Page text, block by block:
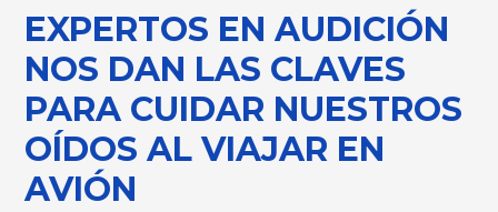
EXPERTOS EN AUDICIÓN
NOS DAN LAS CLAVES
PARA CUIDAR NUESTROS
OÍDOS AL VIAJAR EN
AVIÓN